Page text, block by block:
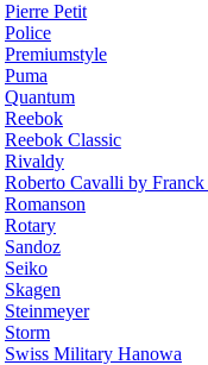
Pierre Petit
Police
Premiumstyle
Puma
Quantum
Reebok
Reebok Classic
Rivaldy
Roberto Cavalli by
Romanson
Rotary
Sandoz
Seiko
Skagen
Steinmeyer
Storm
Swiss Military Hanowa